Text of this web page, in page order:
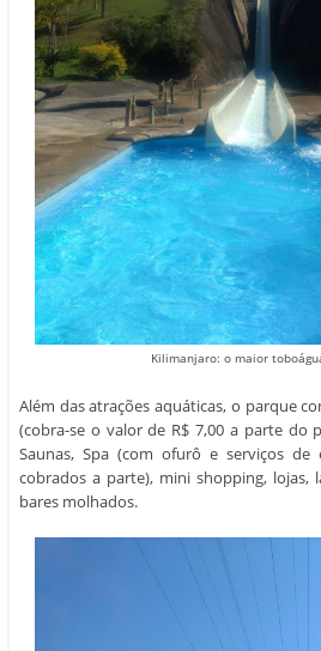
Kilimanjaro: o maior
Além das atrações aquáticas, o parque
(cobra-se o valor de R$ 7,00 a parte do
Saunas, Spa (com ofurô e serviços de
cobrados a parte), mini shopping, lojas,
bares molhados.